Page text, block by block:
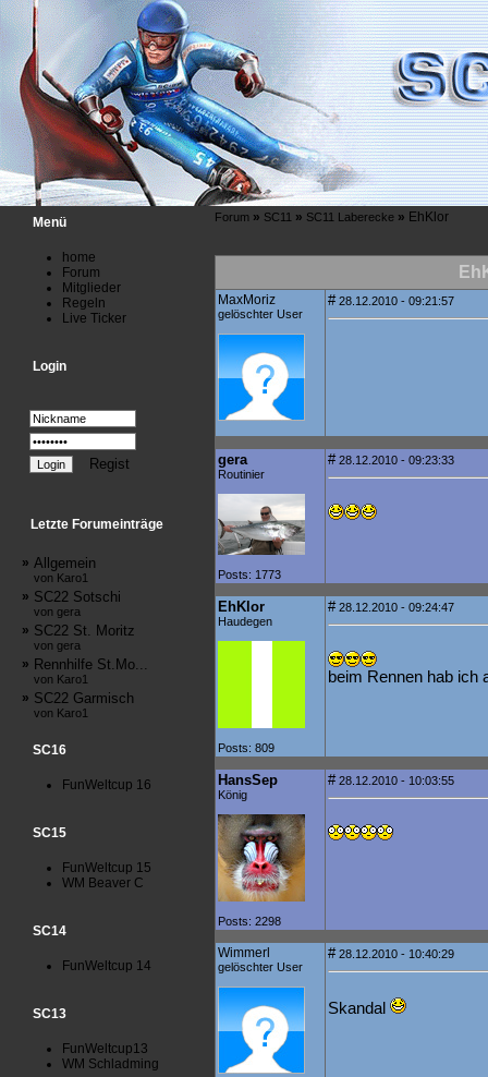
Menü
home
Forum
Mitglieder
Regeln
Live Ticker
Login
Regist
Letzte Forumeinträge
» Allgemein
von Karo1
» SC22 Sotschi
von gera
» SC22 St. Moritz
von gera
» Rennhilfe St.Mo...
von Karo1
» SC22 Garmisch
von Karo1
SC16
FunWeltcup 16
SC15
FunWeltcup 15
WM Beaver C
SC14
FunWeltcup 14
SC13
FunWeltcup13
WM Schladming
Forum» SC11» SC11 Laberecke» EhKlor
MaxMoriz
gelöschter User
#28.12.2010 - 09:21:57
gera
Routinier
Posts: 1773
#28.12.2010 - 09:23:33
EhKlor
Haudegen
Posts: 809
#28.12.2010 - 09:24:47
beim Rennen hab ich
HansSep
König
Posts: 2298
#28.12.2010 - 10:03:55
Wimmerl
gelöschter User
#28.12.2010 - 10:40:29
Skandal